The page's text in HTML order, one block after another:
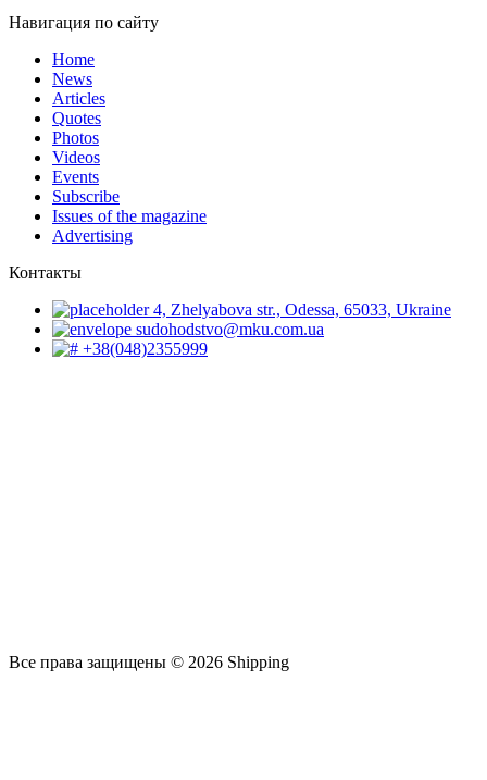
Навигация по сайту
Home
News
Articles
Quotes
Photos
Videos
Events
Subscribe
Issues of the magazine
Advertising
Контакты
4, Zhelyabova str., Odessa, 65033, Ukraine
sudohodstvo@mku.com.ua
+38(048)2355999
Все права защищены © 2026 Shipping